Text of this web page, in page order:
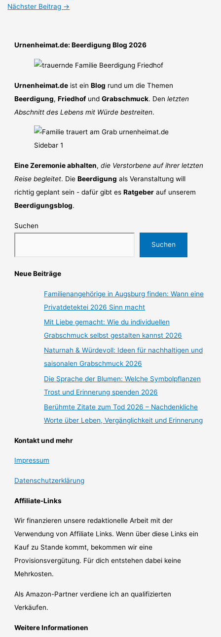
Nächster Beitrag →
Urnenheimat.de: Beerdigung Blog 2026
Urnenheimat.de ist einBlog rund um die Themen
Beerdigung,Friedhof undGrabschmuck. Denletzten
Abschnitt des Lebens mit Würde bestreiten.
Eine Zeremonie abhalten,die Verstorbene auf ihrer letzten
Reise begleitet. DieBeerdigung als Veranstaltung will
richtig geplant sein - dafür gibt esRatgeber auf unserem
Beerdigungsblog.
Suchen
Suchen
Neue Beiträge
Familienangehörige in Augsburg finden: Wann eine
Privatdetektei 2026 Sinn macht
Mit Liebe gemacht: Wie du individuellen
Grabschmuck selbst gestalten kannst 2026
Naturnah & Würdevoll: Ideen für nachhaltigen und
saisonalen Grabschmuck 2026
Die Sprache der Blumen: Welche Symbolpflanzen
Trost und Erinnerung spenden 2026
Berühmte Zitate zum Tod 2026 – Nachdenkliche
Worte über Leben, Vergänglichkeit und Erinnerung
Kontakt und mehr
Impressum
Datenschutzerklärung
Affiliate-Links
Wir finanzieren unsere redaktionelle Arbeit mit der
Verwendung von Affiliate Links. Wenn über diese Links ein
Kauf zu Stande kommt, bekommen wir eine
Provisionsvergütung. Für dich entstehen dabei keine
Mehrkosten.
Als Amazon-Partner verdiene ich an qualifizierten
Verkäufen.
Weitere Informationen